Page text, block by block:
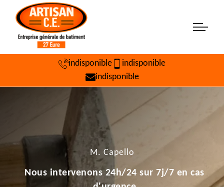
indisponible
indisponible
indisponible
M. Capello
Nous intervenons 24h/24 sur 7j/7 en cas